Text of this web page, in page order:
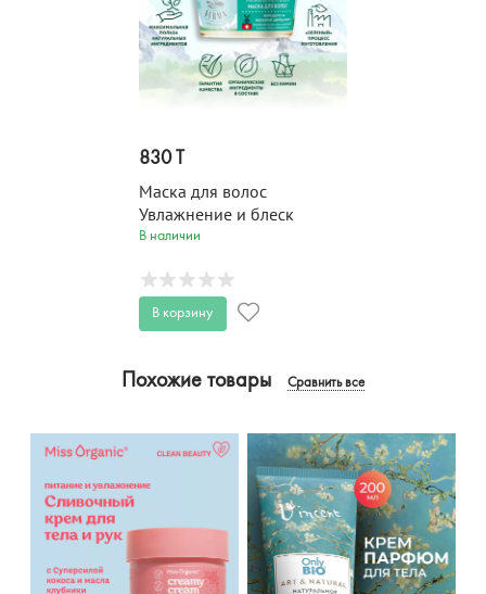
830 T
Маска для волос
Увлажнение и блеск
BEAUTY FERMA 100 мл
В наличии
В корзину
Похожие товары Сравнить все